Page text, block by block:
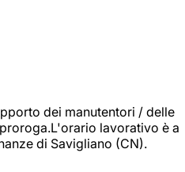
dei manutentori / delle
lavorativo è a
di Savigliano (CN).